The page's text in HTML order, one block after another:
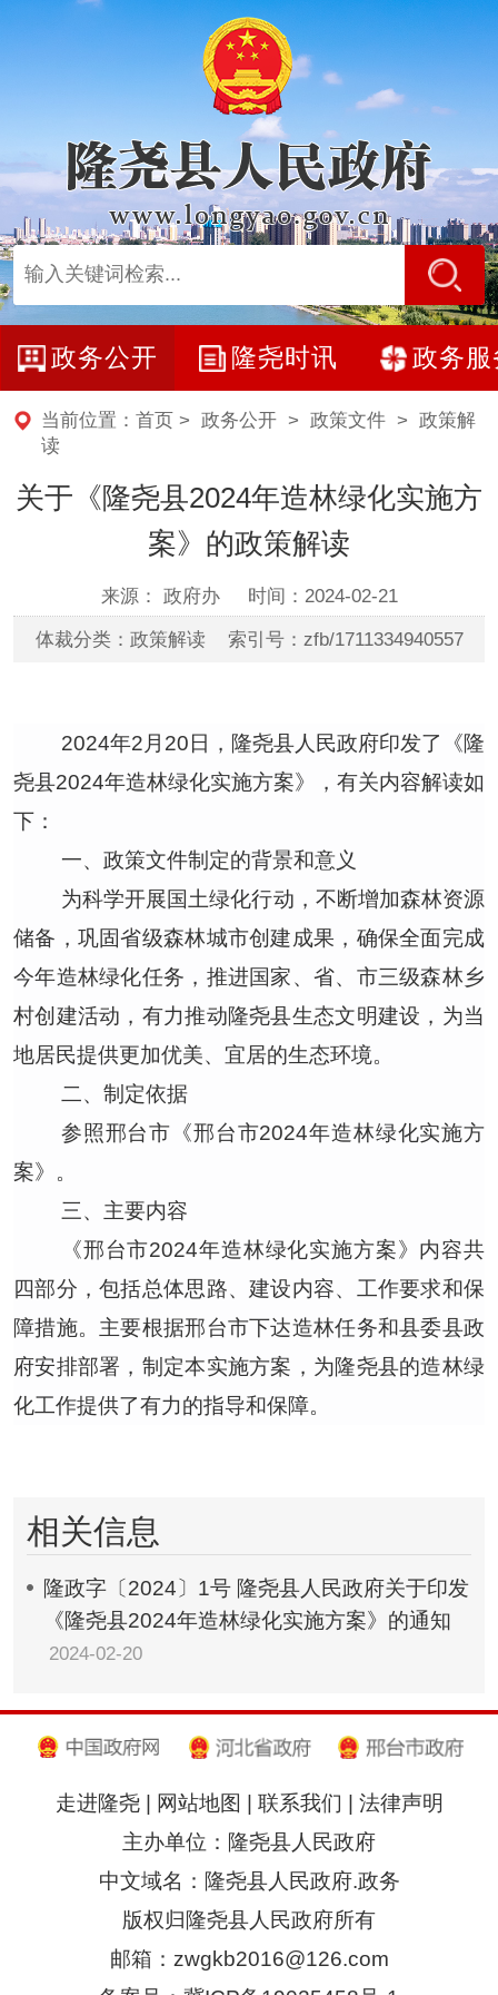
政务公开 隆尧时讯 政务服
当前位置： 首页 > 政务公开> 政策文件> 政策解
读
关于《隆尧县2024年造林绿化实施方
案》的政策解读
来源： 政府办 时间：2024-02-21
体裁分类：政策解读 索引号：zfb/1711334940557
2024年2月20日，隆尧县人民政府印发了《隆
尧县2024年造林绿化实施方案》，有关内容解读如
下：
一、政策文件制定的背景和意义
为科学开展国土绿化行动，不断增加森林资源
储备，巩固省级森林城市创建成果，确保全面完成
今年造林绿化任务，推进国家、省、市三级森林乡
村创建活动，有力推动隆尧县生态文明建设，为当
地居民提供更加优美、宜居的生态环境。
二、制定依据
参照邢台市《邢台市2024年造林绿化实施方
案》。
三、主要内容
《邢台市2024年造林绿化实施方案》内容共
四部分，包括总体思路、建设内容、工作要求和保
障措施。主要根据邢台市下达造林任务和县委县政
府安排部署，制定本实施方案，为隆尧县的造林绿
化工作提供了有力的指导和保障。
相关信息
隆政字〔2024〕1号 隆尧县人民政府关于印发
《隆尧县2024年造林绿化实施方案》的通知
2024-02-20
走进隆尧| 网站地图 联系我们
法律声明
主办单位：隆尧县人民政府
中文域名：隆尧县人民政府.政务
版权归隆尧县人民政府所有
邮箱：zwgkb2016@126.com